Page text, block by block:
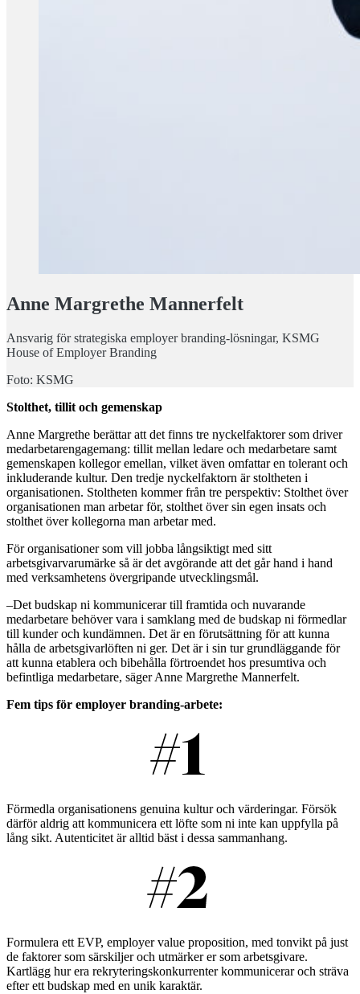
Anne Margrethe Mannerfelt
Ansvarig för strategiska employer branding-lösningar, KSMG
House of Employer Branding
Foto: KSMG
Stolthet, tillit och gemenskap
Anne Margrethe berättar att det finns tre nyckelfaktorer som driver
medarbetarengagemang: tillit mellan ledare och medarbetare samt
gemenskapen kollegor emellan, vilket även omfattar en tolerant och
inkluderande kultur. Den tredje nyckelfaktorn är stoltheten i
organisationen. Stoltheten kommer från tre perspektiv: Stolthet över
organisationen man arbetar för, stolthet över sin egen insats och
stolthet över kollegorna man arbetar med.
För organisationer som vill jobba långsiktigt med sitt
arbetsgivarvarumärke så är det avgörande att det går hand i hand
med verksamhetens övergripande utvecklingsmål.
–Det budskap ni kommunicerar till framtida och nuvarande
medarbetare behöver vara i samklang med de budskap ni förmedlar
till kunder och kundämnen. Det är en förutsättning för att kunna
hålla de arbetsgivarlöften ni ger. Det är i sin tur grundläggande för
att kunna etablera och bibehålla förtroendet hos presumtiva och
befintliga medarbetare, säger Anne Margrethe Mannerfelt.
Fem tips för employer branding-arbete:
Förmedla organisationens genuina kultur och värderingar. Försök
därför aldrig att kommunicera ett löfte som ni inte kan uppfylla på
lång sikt. Autenticitet är alltid bäst i dessa sammanhang.
Formulera ett EVP, employer value proposition, med tonvikt på just
de faktorer som särskiljer och utmärker er som arbetsgivare.
Kartlägg hur era rekryteringskonkurrenter kommunicerar och sträva
efter ett budskap med en unik karaktär.